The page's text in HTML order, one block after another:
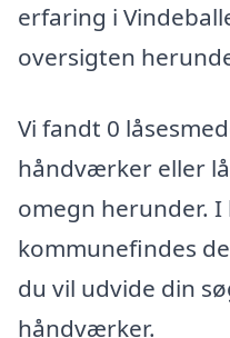
erfaring i
oversigten
Vi fandt 0
håndværker eller
omegn herunder.
kommunefindes
du vil udvide din
håndværker.